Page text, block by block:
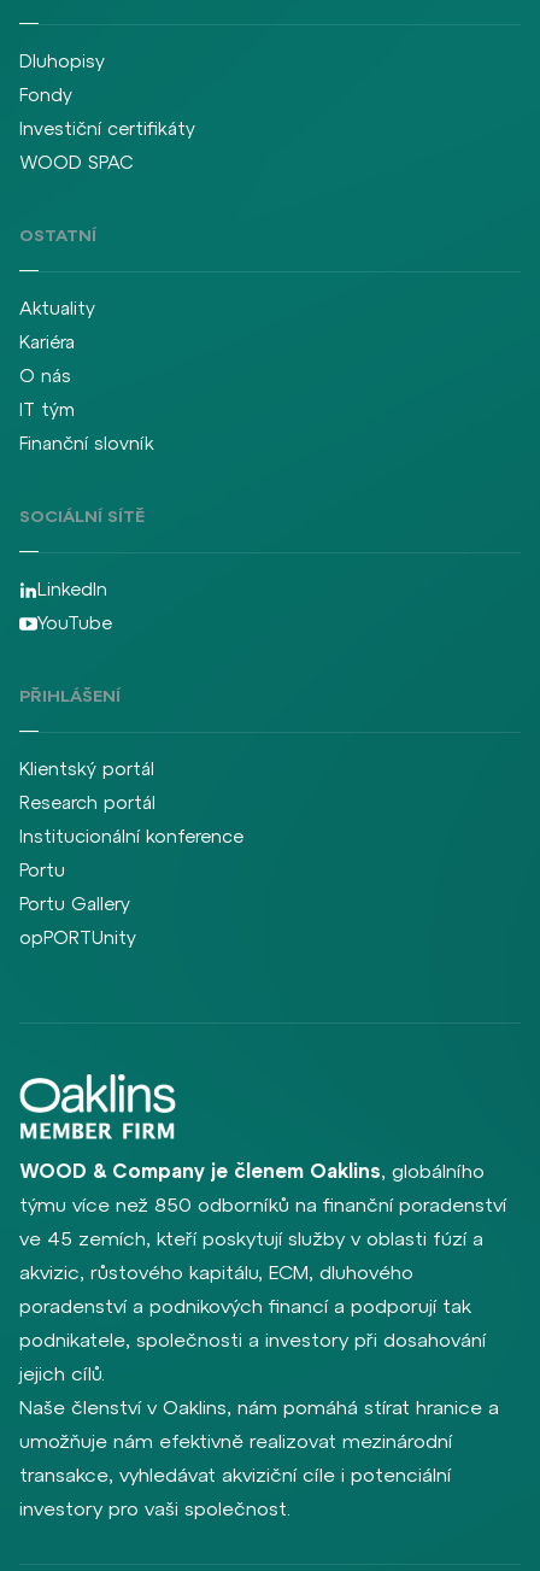
Dluhopisy
Fondy
Investiční certifikáty
WOOD SPAC
OSTATNÍ
Aktuality
Kariéra
O nás
IT tým
Finanční slovník
SOCIÁLNÍ SÍTĚ
LinkedIn
YouTube
PŘIHLÁŠENÍ
Klientský portál
Research portál
Institucionální konference
Portu
Portu Gallery
opPORTUnity
WOOD & Company je členem Oaklins, globálního
týmu více než 850 odborníků na finanční poradenství
ve 45 zemích, kteří poskytují služby v oblasti fúzí a
akvizic, růstového kapitálu, ECM, dluhového
poradenství a podnikových financí a podporují tak
podnikatele, společnosti a investory při dosahování
jejich cílů.
Naše členství v Oaklins, nám pomáhá stírat hranice a
umožňuje nám efektivně realizovat mezinárodní
transakce, vyhledávat akviziční cíle i potenciální
investory pro vaši společnost.